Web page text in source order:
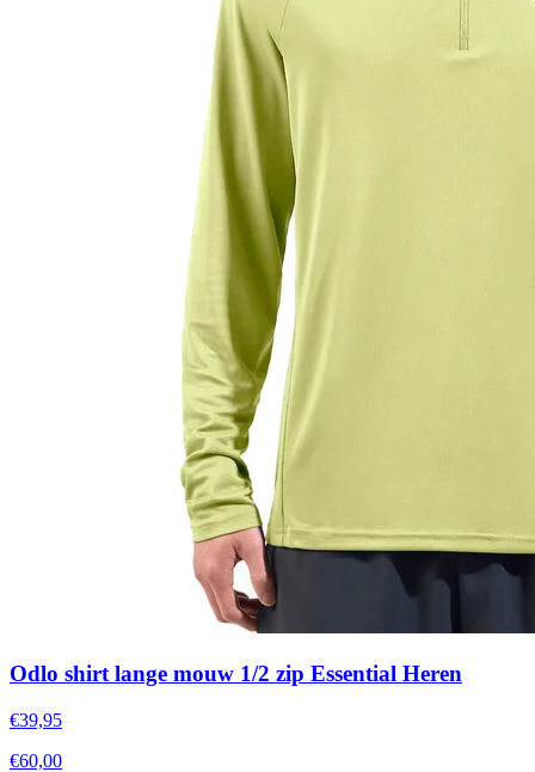
Odlo shirt lange mouw 1/2 zip Essential Heren
€39,95
€60,00